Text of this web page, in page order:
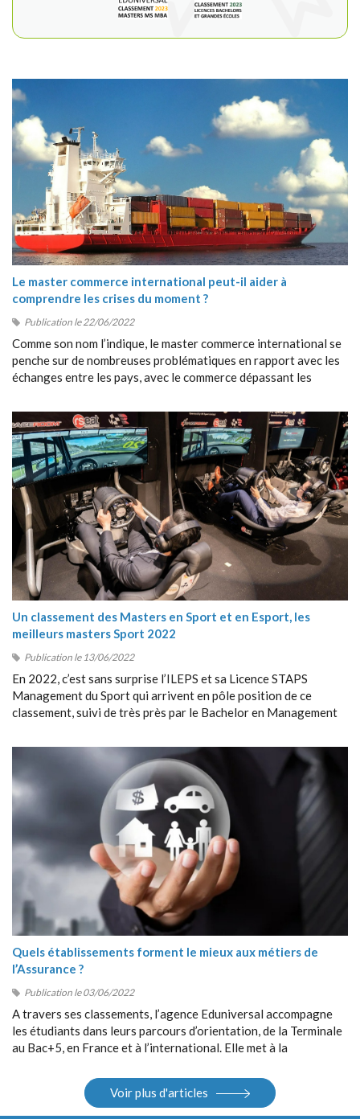
Le master commerce international peut-il aider à
comprendre les crises du moment ?
Publication le 22/06/2022
Comme son nom l’indique, le master commerce international se
penche sur de nombreuses problématiques en rapport avec les
échanges entre les pays, avec le commerce dépassant les
Un classement des Masters en Sport et en Esport, les
meilleurs masters Sport 2022
Publication le 13/06/2022
En 2022, c’est sans surprise l’ILEPS et sa Licence STAPS
Management du Sport qui arrivent en pôle position de ce
classement, suivi de très près par le Bachelor en Management
Quels établissements forment le mieux aux métiers de
l’Assurance ?
Publication le 03/06/2022
A travers ses classements, l’agence Eduniversal accompagne
les étudiants dans leurs parcours d’orientation, de la Terminale
au Bac+5, en France et à l’international. Elle met à la
Internet, salons.
Voir plus d'articles